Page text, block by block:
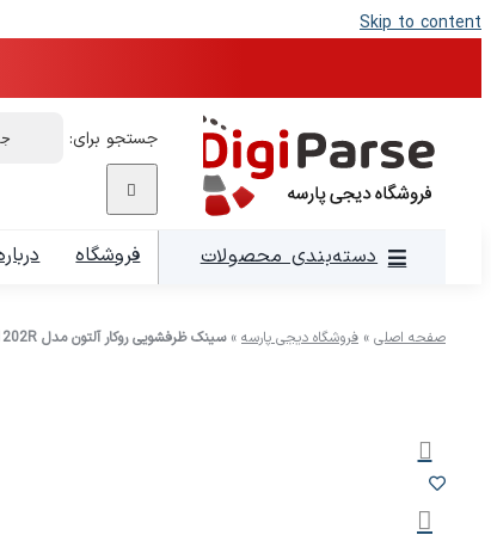
Skip to content
جستجو برای:
دسته‌بندی محصولات فروشگاه
صفحه اصلی » فروشگاه دیجی پارسه »سینک ظرفشویی روکار آلتون مدل SR-1202R